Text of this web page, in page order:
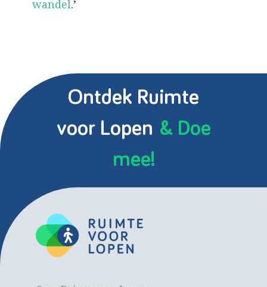
wandel.’
Ontdek Ruimte
voor Lopen & Doe
mee!